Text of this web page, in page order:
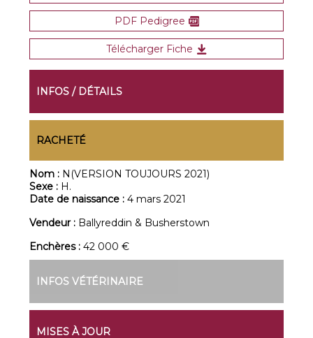
PDF Pedigree
Télécharger Fiche
INFOS / DÉTAILS
RACHETÉ
Nom : N(VERSION TOUJOURS 2021)
Sexe : H.
Date de naissance :4 mars 2021
Vendeur : Ballyreddin & Busherstown
Enchères :42 000 €
INFOS VÉTÉRINAIRE
MISES À JOUR